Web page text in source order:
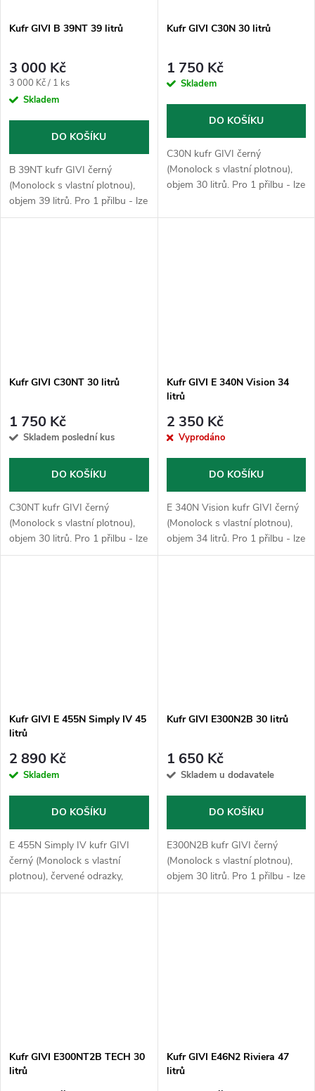
Kufr GIVI B 39NT 39 litrů
3 000 Kč
Měrná
cena:
3 000 Kč / 1 ks
Skladem
DO KOŠÍKU
B 39NT kufr GIVI černý
(Monolock s vlastní plotnou),
objem 39 litrů. Pro 1 přilbu - lze
použít pouze jako horní
Kufr GIVI C30N 30 litrů
1 750 Kč
Skladem
DO KOŠÍKU
C30N kufr GIVI černý
(Monolock s vlastní plotnou),
objem 30 litrů. Pro 1 přilbu - lze
kufr.Plotna dodaná s kufrem
Kufr GIVI C30NT 30 litrů
1 750 Kč
Skladem poslední kus
DO KOŠÍKU
C30NT kufr GIVI černý
(Monolock s vlastní plotnou),
objem 30 litrů. Pro 1 přilbu - lze
použít pouze jako horní
Kufr GIVI E 340N Vision 34
litrů
2 350 Kč
Vyprodáno
DO KOŠÍKU
E 340N Vision kufr GIVI černý
(Monolock s vlastní plotnou),
objem 34 litrů. Pro 1 přilbu - lze
použít pouze jako horní kufr -
Kufr GIVI E 455N Simply IV 45
litrů
2 890 Kč
Skladem
DO KOŠÍKU
E 455N Simply IV kufr GIVI
černý (Monolock s vlastní
plotnou), červené odrazky,
objem 45 litrů. Pro 2 přilby - lze
Kufr GIVI E300N2B 30 litrů
1 650 Kč
Skladem u dodavatele
DO KOŠÍKU
E300N2B kufr GIVI černý
(Monolock s vlastní plotnou),
objem 30 litrů. Pro 1 přilbu - lze
použít pouze jako horní
Kufr GIVI E300NT2B TECH 30
litrů
Kufr GIVI E46N2 Riviera 47
litrů